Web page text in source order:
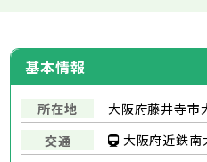
基本情報
所在地
大阪府藤井寺市
交通
大阪府近鉄南